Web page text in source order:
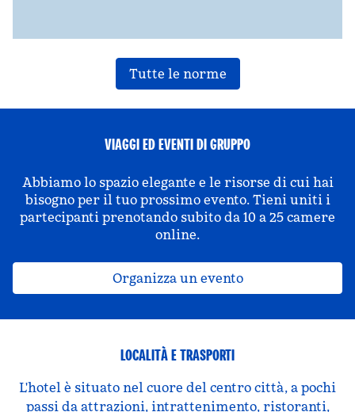
Tutte le norme
VIAGGI ED EVENTI DI GRUPPO
Abbiamo lo spazio elegante e le risorse di cui hai
bisogno per il tuo prossimo evento. Tieni uniti i
partecipanti prenotando subito da 10 a 25 camere
online.
Organizza un evento
LOCALITÀ E TRASPORTI
L'hotel è situato nel cuore del centro città, a pochi
passi da attrazioni, intrattenimento, ristoranti,